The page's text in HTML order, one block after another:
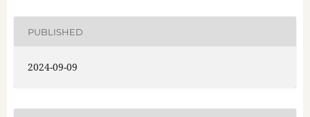
PUBLISHED
2024-09-09